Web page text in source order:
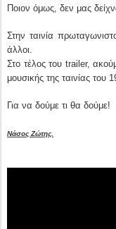
Ποιον όμως, δεν μας
Στην ταινία
άλλοι.
Στο τέλος του trailer,
μουσικής της ταινίας του
Για να δούμε τι θα δούμε!
Νάσος Ζώτης.